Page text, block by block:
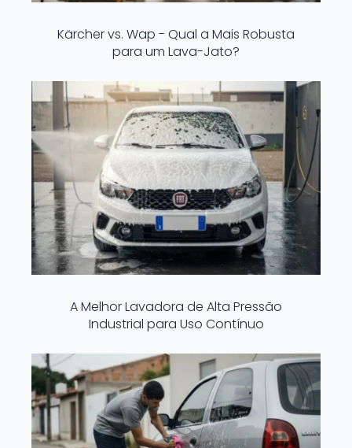
Kärcher vs. Wap - Qual a Mais Robusta
para um Lava-Jato?
A Melhor Lavadora de Alta Pressão
Industrial para Uso Contínuo